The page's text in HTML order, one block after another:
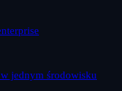
jednym środowisku